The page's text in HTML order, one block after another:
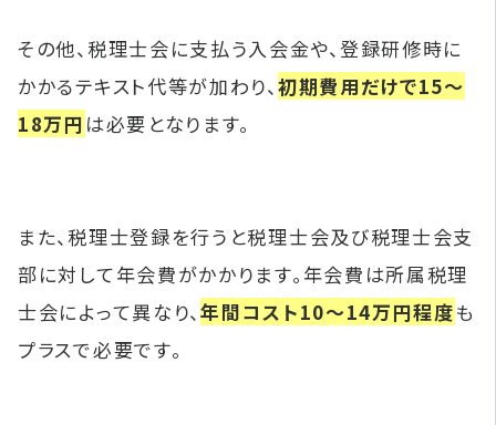
その他、税理士会に支払う入会金や、登録研修時に
かかるテキスト代等が加わり、初期費用だけで15〜
18万円 は必要となります。
また、税理士登録を行うと税理士会及び税理士会支
部に対して年会費がかかります。年会費は所属税理
士会によって異なり、年間コスト10〜14万円程度も
プラスで必要です。